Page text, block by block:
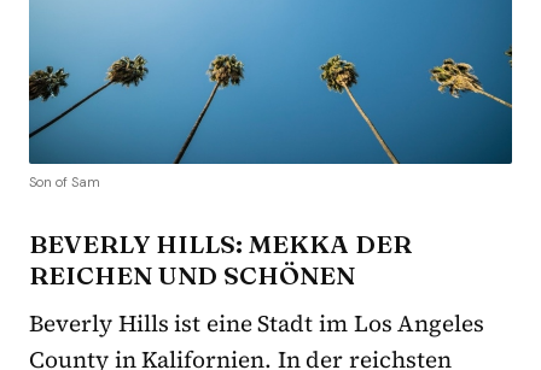
Son of Sam
BEVERLY HILLS: MEKKA DER
REICHEN UND SCHÖNEN
Beverly Hills ist eine Stadt im Los Angeles
County in Kalifornien. In der reichsten